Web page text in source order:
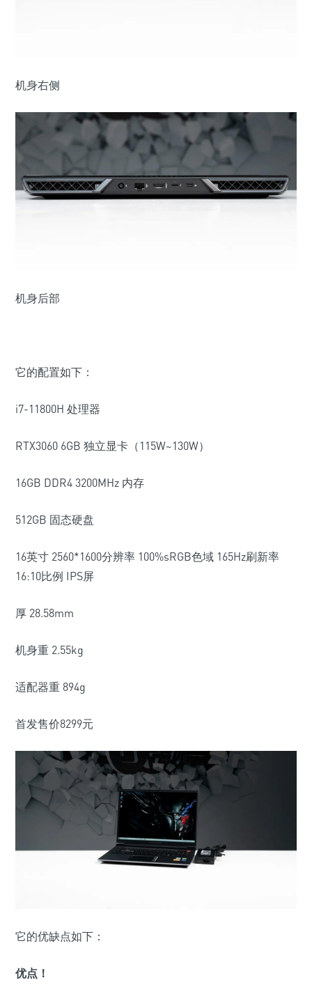
机身右侧
机身后部
它的配置如下：
i7-11800H 处理器
RTX3060 6GB 独立显卡（115W~130W）
16GB DDR4 3200MHz 内存
512GB 固态硬盘
16英寸 2560*1600分辨率 100%sRGB色域 165Hz刷新率
16:10比例 IPS屏
厚 28.58mm
机身重 2.55kg
适配器重 894g
首发售价8299元
它的优缺点如下：
优点！